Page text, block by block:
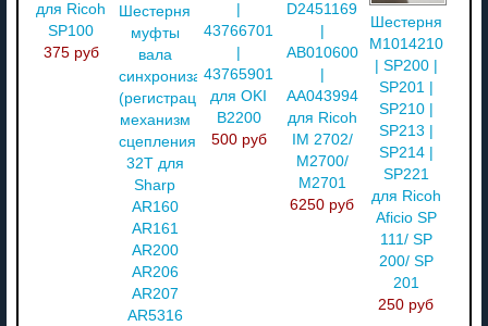
для Ricoh
SP100
375 руб
Шестерня
муфты
вала
синхронизации
(регистрации)
механизм
сцепления,
32T для
Sharp
AR160
AR161
AR200
AR206
AR207
AR5316
43766701
43765901
для OKI
B2200
500 руб
D2451169
AB010600
AA043994
для Ricoh
IM 2702/
M2700/
M2701
6250 руб
Шестерня
M1014210
| SP200 |
SP201 |
SP210 |
SP213 |
SP214 |
SP221
для Ricoh
Aficio SP
111/ SP
200/ SP
201
250 руб